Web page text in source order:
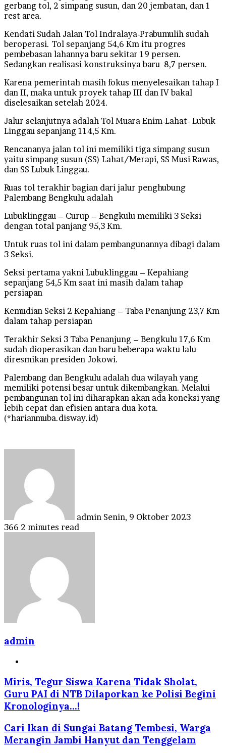
gerbang tol, 2 simpang susun, dan 20 jembatan, dan 1
rest area.
Kendati Sudah Jalan Tol Indralaya-Prabumulih sudah
beroperasi. Tol sepanjang 54,6 Km itu progres
pembebasan lahannya baru sekitar 19 persen.
Sedangkan realisasi konstruksinya baru 8,7 persen.
Karena pemerintah masih fokus menyelesaikan tahap I
dan II, maka untuk proyek tahap III dan IV bakal
diselesaikan setelah 2024.
Jalur selanjutnya adalah Tol Muara Enim-Lahat- Lubuk
Linggau sepanjang 114,5 Km.
Rencananya jalan tol ini memiliki tiga simpang susun
yaitu simpang susun (SS) Lahat/Merapi, SS Musi Rawas,
dan SS Lubuk Linggau.
Ruas tol terakhir bagian dari jalur penghubung
Palembang Bengkulu adalah
Lubuklinggau – Curup – Bengkulu memiliki 3 Seksi
dengan total panjang 95,3 Km.
Untuk ruas tol ini dalam pembangunannya dibagi dalam
3 Seksi.
Seksi pertama yakni Lubuklinggau – Kepahiang
sepanjang 54,5 Km saat ini masih dalam tahap
persiapan
Kemudian Seksi 2 Kepahiang – Taba Penanjung 23,7 Km
dalam tahap persiapan
Terakhir Seksi 3 Taba Penanjung – Bengkulu 17,6 Km
sudah dioperasikan dan baru beberapa waktu lalu
diresmikan presiden Jokowi.
Palembang dan Bengkulu adalah dua wilayah yang
memiliki potensi besar untuk dikembangkan. Melalui
pembangunan tol ini diharapkan akan ada koneksi yang
lebih cepat dan efisien antara dua kota.
(*harianmuba.disway.id)
admin Senin, 9 Oktober 2023
366 2 minutes read
admin
Miris, Tegur Siswa Karena Tidak Sholat,
Guru PAI di NTB Dilaporkan ke Polisi Begini
Kronologinya...!
Cari Ikan di Sungai Batang Tembesi, Warga
Merangin Jambi Hanyut dan Tenggelam